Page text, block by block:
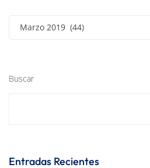
Marzo 2019 (44)
Buscar
Entradas Recientes